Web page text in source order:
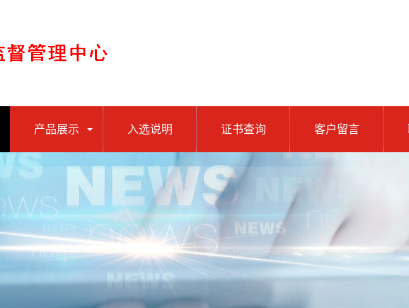
产品展示 入选说明 证书查询 客户留言